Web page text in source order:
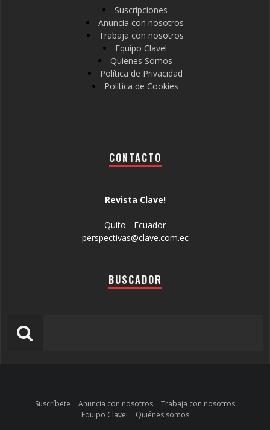
Suscripciones
Anuncia con nosotros
Trabaja con nosotros
Equipo Clave!
Quienes Somos
Política de Privacidad
Política de Cookies
CONTACTO
Revista Clave!
Quito - Ecuador
perspectivas@clave.com.ec
BUSCADOR
Suscríbete Anuncia con nosotros
Trabaja con nosotros
Equipo Clave!
Quiénes somos